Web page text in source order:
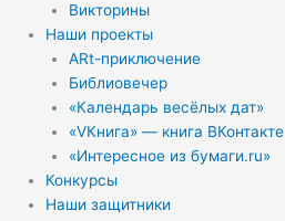
Викторины
Наши проекты
ARt-приключение
Библиовечер
«Календарь весёлых дат»
«VКнига» — книга ВКонтакте
«Интересное из бумаги.ru»
Конкурсы
Наши защитники